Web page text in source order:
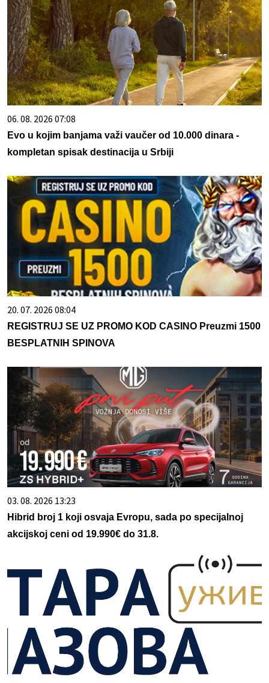
06. 08. 2026 07:08
Evo u kojim banjama važi vaučer od 10.000 dinara -
kompletan spisak destinacija u Srbiji
20. 07. 2026 08:04
REGISTRUJ SE UZ PROMO KOD CASINO Preuzmi 1500
BESPLATNIH SPINOVA
03. 08. 2026 13:23
Hibrid broj 1 koji osvaja Evropu, sada po specijalnoj
akcijskoj ceni od 19.990€ do 31.8.